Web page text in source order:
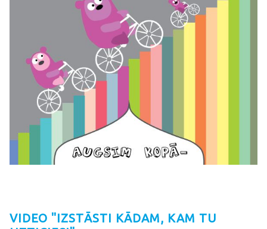
VIDEO "IZSTĀSTI KĀDAM, KAM TU